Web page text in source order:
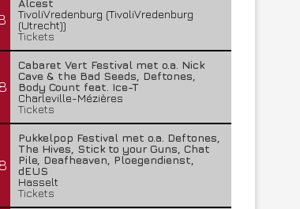
Alcest
TivoliVredenburg (TivoliVredenburg
(Utrecht))
Tickets
Cabaret Vert Festival met o.a. Nick
Cave & the Bad Seeds, Deftones,
Body Count feat. Ice-T
Charleville-Mézières
Tickets
Pukkelpop Festival met o.a. Deftones,
The Hives, Stick to your Guns, Chat
Pile, Deafheaven, Ploegendienst,
dEUS
Hasselt
Tickets